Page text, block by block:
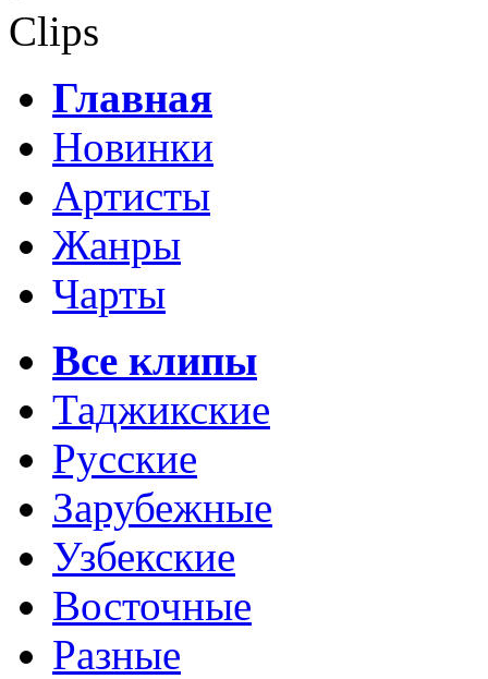
Clips
Главная
Новинки
Артисты
Жанры
Чарты
Все клипы
Таджикские
Русские
Зарубежные
Узбекские
Восточные
Разные